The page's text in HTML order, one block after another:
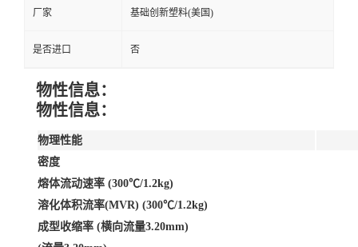
厂家 基础创新塑料(美国)
是否进口 否
物性信息：
物性信息：
物理性能
密度
熔体流动速率 (300℃/1.2kg)
溶化体积流率(MVR) (300℃/1.2kg)
成型收缩率 (横向流量3.20mm)